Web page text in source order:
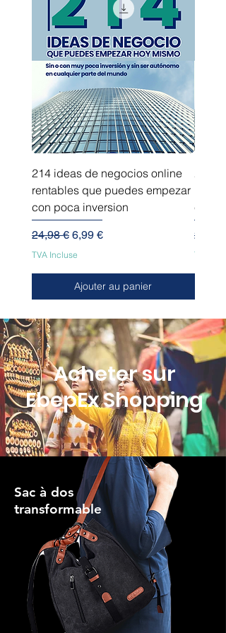
Auricular Bluetooth 5.0, soporte de
carga inalámbrica
emparejamiento automático +
auriculares con micrófono
214 ideas de negocios online
rentables que puedes empezar
con poca inversion
Prix original
24,98 € Prix promotionnel
6,99 €
TVA Incluse
Ajouter au panier
214
Prix
24,98 €
TVA
Acheter sur
EbepEx Shopping
Sac à dos
transformable